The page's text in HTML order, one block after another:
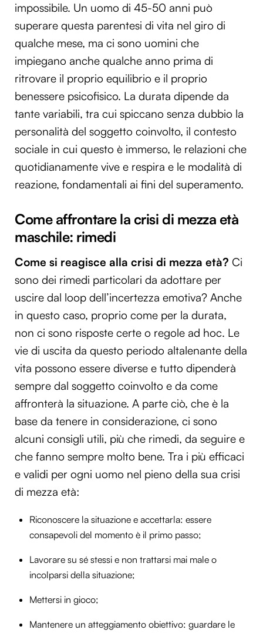
impossibile. Un uomo di 45-50 anni può
superare questa parentesi di vita nel giro di
qualche mese, ma ci sono uomini che
impiegano anche qualche anno prima di
ritrovare il proprio equilibrio e il proprio
benessere psicofisico. La durata dipende da
tante variabili, tra cui spiccano senza dubbio la
personalità del soggetto coinvolto, il contesto
sociale in cui questo è immerso, le relazioni che
quotidianamente vive e respira e le modalità di
reazione, fondamentali ai fini del superamento.
Come affrontare la crisi di mezza età
maschile: rimedi
Come si reagisce alla crisi di mezza età? Ci
sono dei rimedi particolari da adottare per
uscire dal loop dell’incertezza emotiva? Anche
in questo caso, proprio come per la durata,
non ci sono risposte certe o regole ad hoc. Le
vie di uscita da questo periodo altalenante della
vita possono essere diverse e tutto dipenderà
sempre dal soggetto coinvolto e da come
affronterà la situazione. A parte ciò, che è la
base da tenere in considerazione, ci sono
alcuni consigli utili, più che rimedi, da seguire e
che fanno sempre molto bene. Tra i più efficaci
e validi per ogni uomo nel pieno della sua crisi
di mezza età:
Riconoscere la situazione e accettarla: essere
consapevoli del momento è il primo passo;
Lavorare su sé stessi e non trattarsi mai male o
incolparsi della situazione;
Mettersi in gioco;
Mantenere un atteggiamento obiettivo: guardare le